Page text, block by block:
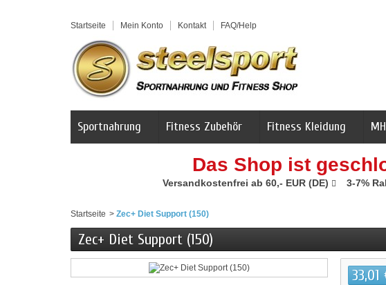
Startseite Mein Konto Kontakt FAQ/Help
Sportnahrung Fitness Zubehör Fitness Kleidung
Das Shop ist
Versandkostenfrei ab 60,- EUR (DE) 3-7%
Startseite > Zec+ Diet Support (150)
Zec+ Diet Support (150)
33,01